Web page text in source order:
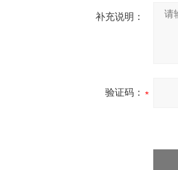
补充说明：
验证码：